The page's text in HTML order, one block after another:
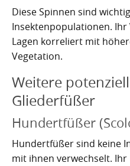
Diese Spinnen sind
Insektenpopulationen.
Lagen korreliert mit
Vegetation.
Weitere
Gliederfüßer
Hundertfüßer
Hundertfüßer sind keine
mit ihnen verwechselt.